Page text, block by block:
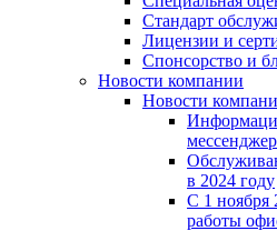
Стандарт
Лицензии и
Спонсорство и
Новости компании
Новости
в 2024 году
С 1 ноября
работы